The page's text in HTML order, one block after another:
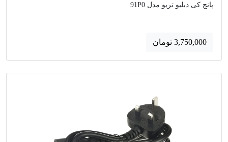
پانچ کی دبلیو تریو مدل 91P0
3,750,000 تومان